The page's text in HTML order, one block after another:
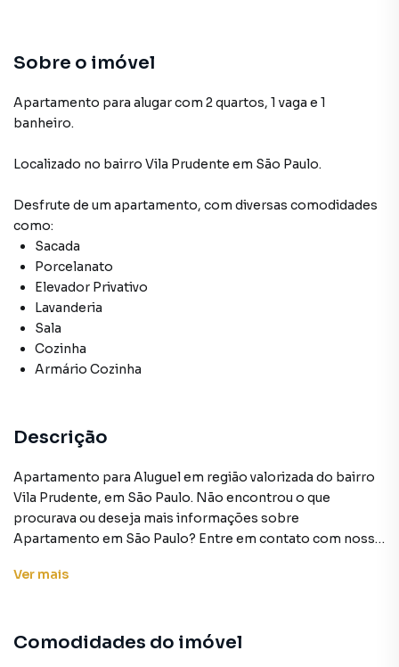
Sobre o imóvel
Apartamento para alugar com 2 quartos, 1 vaga e 1
banheiro.
Localizado no bairro Vila Prudente em São Paulo.
Desfrute de um apartamento, com diversas comodidades
como:
Sacada
Porcelanato
Elevador Privativo
Lavanderia
Sala
Cozinha
Armário Cozinha
Descrição
Apartamento para Aluguel em região valorizada do bairro
Vila Prudente, em São Paulo. Não encontrou o que
procurava ou deseja mais informações sobre
Apartamento em São Paulo? Entre em contato com nossa
terrenos, lojas e barracões para venda ou locação, além de
Ver mais
Comodidades do imóvel